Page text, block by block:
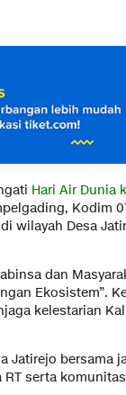
Hari Air Dunia
Kodim
wilayah Desa
dan
Ekosistem”.
kelestarian
Jatirejo bersama
RT serta